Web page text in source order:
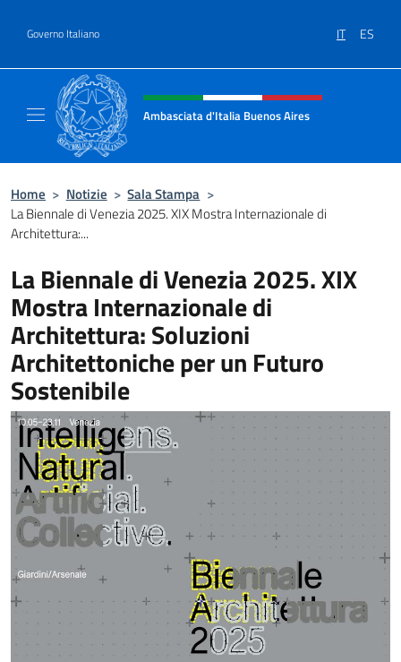
Governo Italiano IT ES
Intestazione sito, social e menù
Ambasciata d'Italia Buenos Aires
Home > Notizie > Sala Stampa >
La Biennale di Venezia 2025. XIX Mostra Internazionale di
Architettura:...
La Biennale di Venezia 2025. XIX
Mostra Internazionale di
Architettura: Soluzioni
Architettoniche per un Futuro
Sostenibile